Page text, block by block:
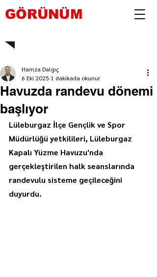
GÖRÜNÜM
Havuzda randevu dönemi
başlıyor
Hamza Dalgıç
6 Eki 2025 1 dakikada okunur
Lüleburgaz İlçe Gençlik ve Spor
Müdürlüğü yetkilileri, Lüleburgaz
Kapalı Yüzme Havuzu'nda
gerçekleştirilen halk seanslarında
randevulu sisteme geçileceğini
duyurdu.